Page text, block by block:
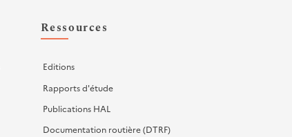
Ressources
Editions
Rapports d'étude
Publications HAL
Documentation routière (DTRF)